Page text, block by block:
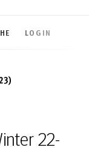
LOGIN
22-